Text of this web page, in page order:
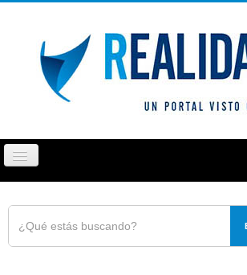
Cambiar
navegación
PUEBLA TLAXCALA